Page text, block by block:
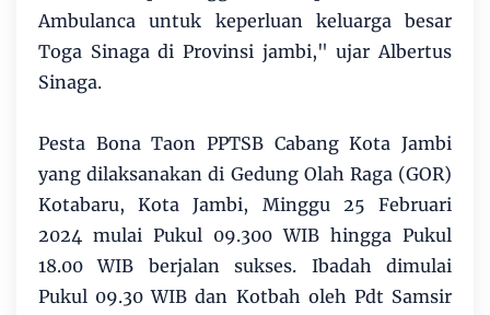
Ambulanca untuk keperluan keluarga besar
Toga Sinaga di Provinsi jambi," ujar Albertus
Sinaga.
Pesta Bona Taon PPTSB Cabang Kota Jambi
yang dilaksanakan di Gedung Olah Raga (GOR)
Kotabaru, Kota Jambi, Minggu 25 Februari
2024 mulai Pukul 09.300 WIB hingga Pukul
18.00 WIB berjalan sukses. Ibadah dimulai
Pukul 09.30 WIB dan Kotbah oleh Pdt Samsir